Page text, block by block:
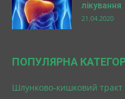
лікування
21.04.2020
ПОПУЛЯРНА
Шлунково-кишковий тракт